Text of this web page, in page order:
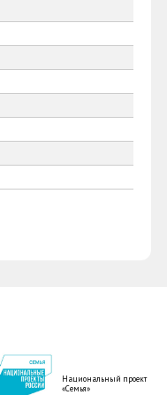
Национальный проект
«Семья»